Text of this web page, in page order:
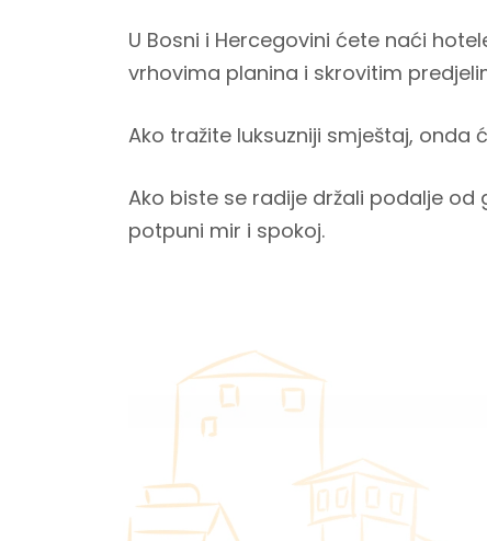
U Bosni i Hercegovini ćete naći
vrhovima planina i skrovitim
Ako tražite luksuzniji smještaj,
Ako biste se radije držali podalje
potpuni mir i spokoj.